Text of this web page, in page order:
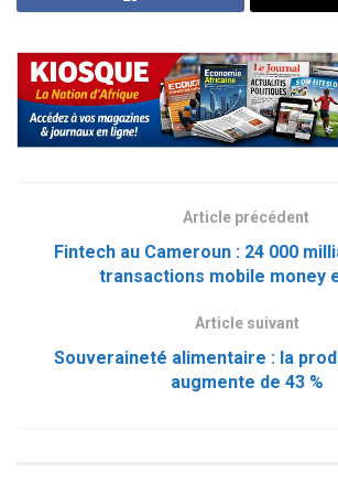
Article précédent
Fintech au Cameroun : 24 000
transactions mobile money
Article suivant
Souveraineté alimentaire : la
augmente de 43 %